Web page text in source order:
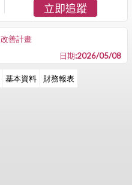
立即追蹤
善計畫
日期:2026/05/08
基本資料 財務報表